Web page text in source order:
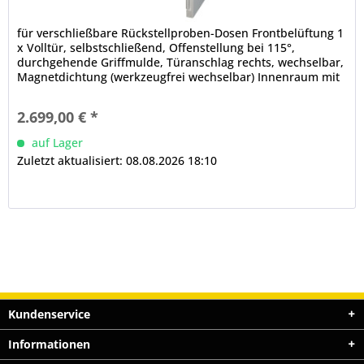
für verschließbare Rückstellproben-Dosen Frontbelüftung 1
x Volltür, selbstschließend, Offenstellung bei 115°,
durchgehende Griffmulde, Türanschlag rechts, wechselbar,
Magnetdichtung (werkzeugfrei wechselbar) Innenraum mit
Kontrolle per App möglich, Super-Frost-Funktion,...
2.699,00 € *
auf Lager
Zuletzt aktualisiert: 08.08.2026 18:10
Kundenservice
Informationen